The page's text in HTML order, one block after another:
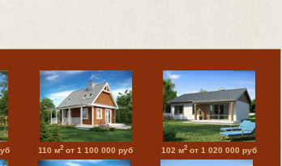
110 м2 от 1 100 000 руб 102 м2 от 1 020 000 руб